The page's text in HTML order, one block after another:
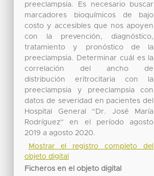
preeclampsia. Es necesario buscar
marcadores bioquímicos de bajo
costo y accesibles que nos apoyen
con la prevención, diagnóstico,
tratamiento y pronóstico de la
preeclampsia. Determinar cuál es la
correlación del ancho de
distribución eritrocitaria con la
preeclampsia y preeclampsia con
datos de severidad en pacientes del
Hospital General “Dr. José María
Rodríguez” en el período agosto
2019 a agosto 2020.
Mostrar el registro completo del
objeto digital
Ficheros en el objeto digital